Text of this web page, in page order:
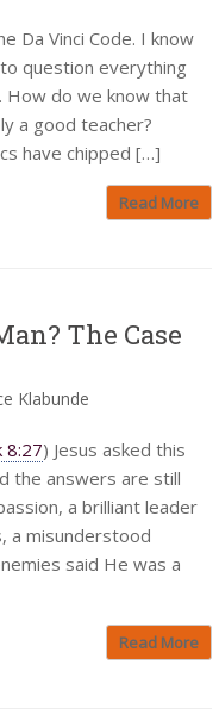
Da Vinci Code. I know
question everything
How do we know that
a good teacher?
have chipped […]
Read More
The Case
Klabunde
8:27) Jesus asked this
the answers are still
a brilliant leader
a misunderstood
said He was a
Read More